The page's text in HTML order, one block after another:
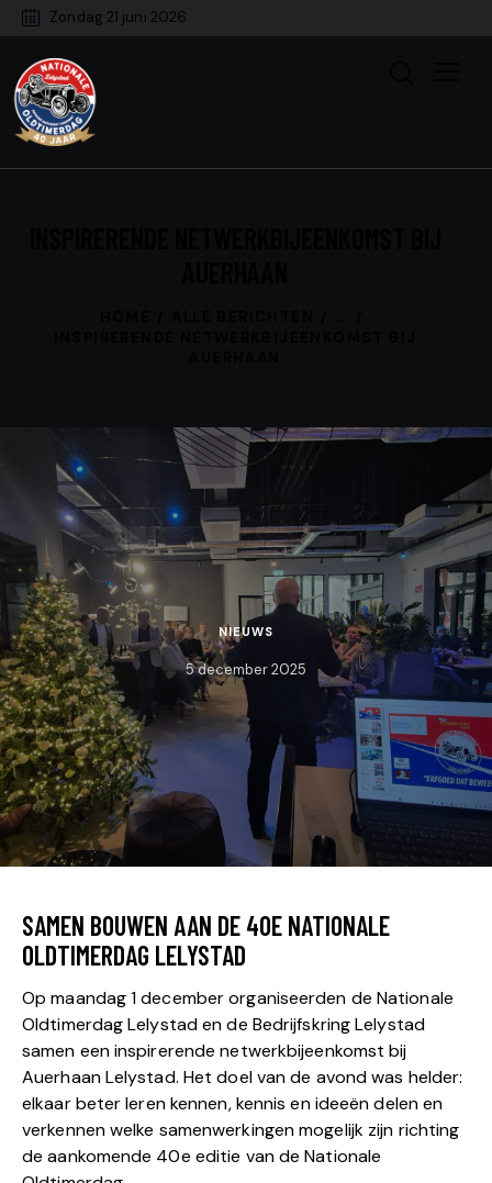
Zondag 21 juni 2026
NIEUWS
5 december 2025
SAMEN BOUWEN AAN DE 40E NATIONALE
OLDTIMERDAG LELYSTAD
Op maandag 1 december organiseerden de Nationale
Oldtimerdag Lelystad en de Bedrijfskring Lelystad
samen een inspirerende netwerkbijeenkomst bij
Auerhaan Lelystad. Het doel van de avond was helder:
elkaar beter leren kennen, kennis en ideeën delen en
verkennen welke samenwerkingen mogelijk zijn richting
de aankomende 40e editie van de Nationale